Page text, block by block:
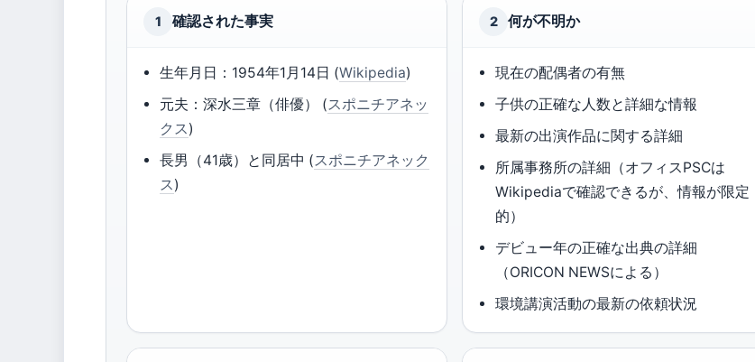
1 確認された事実
生年月日：1954年1月14日 (Wikipedia)
元夫：深水三章（俳優） (スポニチアネッ
クス)
長男（41歳）と同居中 (スポニチアネック
ス)
2 何が不明か
現在の配偶者の有無
子供の正確な人数と詳細な情報
最新の出演作品に関する詳細
所属事務所の詳細（オフィスPSCは
Wikipediaで確認できるが、情報が限定
的）
デビュー年の正確な出典の詳細
（ORICON NEWSによる）
環境講演活動の最新の依頼状況